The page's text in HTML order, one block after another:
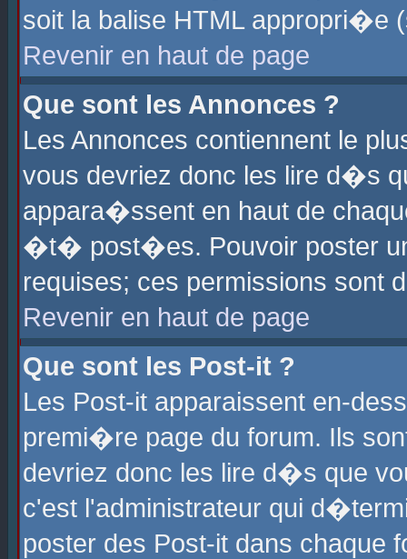
soit la balise HTML
Revenir en haut de page
Que sont les Annonces ?
Les Annonces contiennent le
vous devriez donc les lire d�s
appara�ssent en haut de
�t� post�es. Pouvoir poster
requises; ces permissions sont
Revenir en haut de page
Que sont les Post-it ?
Les Post-it apparaissent en-
premi�re page du forum. Ils
devriez donc les lire d�s que
c'est l'administrateur qui
poster des Post-it dans chaque